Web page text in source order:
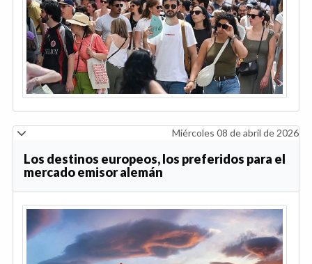
Miércoles 08 de abril de 2026
Los destinos europeos, los preferidos para el
mercado emisor alemán